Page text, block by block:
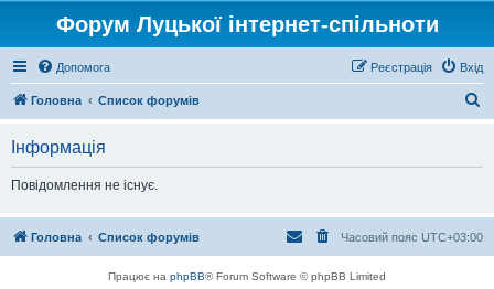
Форум Луцької інтернет-спільноти
Допомога Вхід
Реєстрація
Головна Список форумів
Інформація
Повідомлення не існує.
Головна Список форумів Часовий пояс UTC+03:00
Працює на phpBB® Forum Software © phpBB Limited